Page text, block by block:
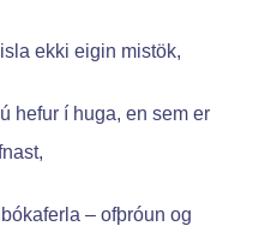
ekki eigin mistök,
hefur í huga, en sem er
– ofþróun og